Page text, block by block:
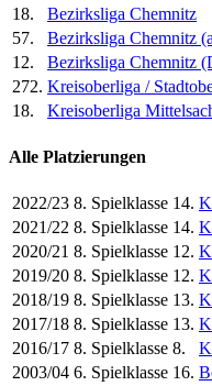
18.
Bezirksliga Chemnitz
57.
Bezirksliga Chemnitz
12.
Bezirksliga Chemnitz
272. Kreisoberliga /
18.
Kreisoberliga
Alle Platzierungen
2022/23 8. Spielklasse 14.
2021/22 8. Spielklasse 14.
2020/21 8. Spielklasse 12.
2019/20 8. Spielklasse 12.
2018/19 8. Spielklasse 13.
2017/18 8. Spielklasse 13.
2016/17 8. Spielklasse 8.
2003/04 6. Spielklasse 16.